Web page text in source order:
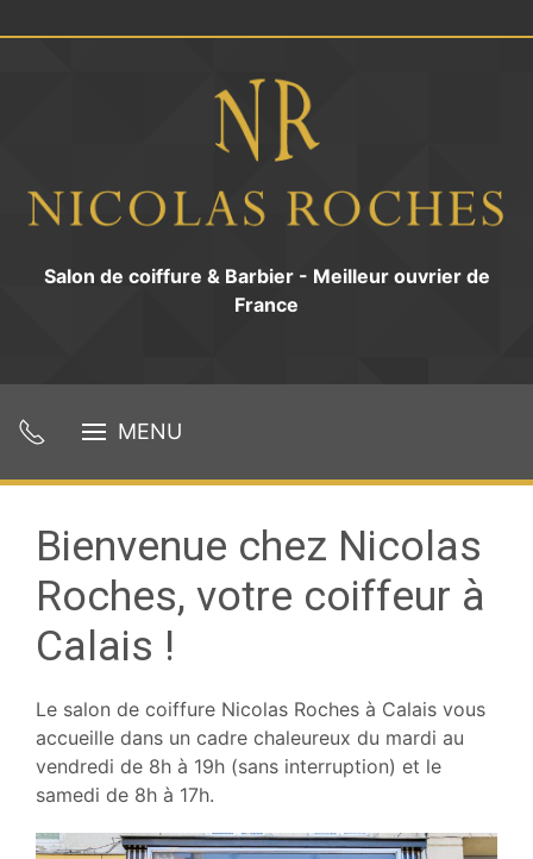
Salon de coiffure & Barbier - Meilleur ouvrier de
France
MENU
Bienvenue chez Nicolas
Roches, votre coiffeur à
Calais !
Le salon de coiffure Nicolas Roches à Calais vous
accueille dans un cadre chaleureux du mardi au
vendredi de 8h à 19h (sans interruption) et le
samedi de 8h à 17h.